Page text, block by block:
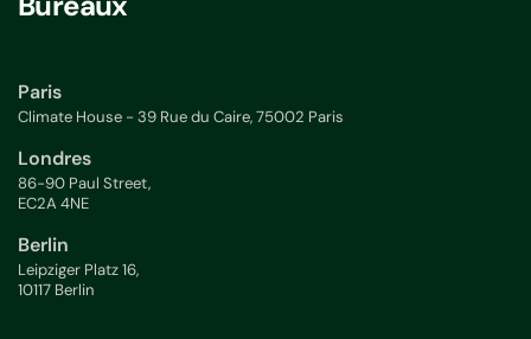
Paris
Climate House - 39 Rue du Caire, 75002 Paris
Londres
86-90 Paul Street,
EC2A 4NE
Berlin
Leipziger Platz 16,
10117 Berlin